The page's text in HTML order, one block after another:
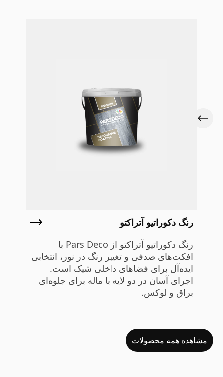
رنگ دکوراتیو آتراکتو
رنگ دکوراتیو آتراکتو از Pars Deco با
افکت‌های صدفی و تغییر رنگ در نور، انتخابی
ایده‌آل برای فضاهای داخلی شیک است.
اجرای آسان در دو لایه با ماله برای جلوه‌ای
براق و لوکس.
مشاهده همه محصولات